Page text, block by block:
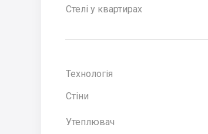
Стелі у квартирах
Технологія
Стіни
Утеплювач